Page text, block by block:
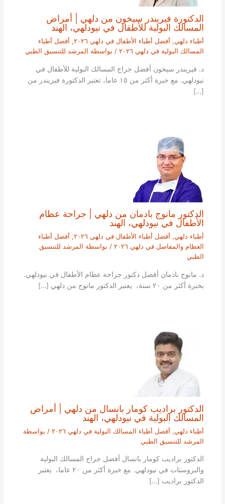
الدكتورة فيريندر سيخون من دلهي | أمراض
المسالك البولية للأطفال في نيودلهي، الهند
أطباء دلهي, أفضل أطباء الأطفال في دلهي ٢٠٢٦ , أفضل أطباء
المسالك البولية في دلهي ٢٠٢٦
/ بواسطة المرشد للتنسيق الطبي
د. فيريندر سيخون أفضل جراح المسالك البولية للأطفال في
نيودلهي. مع خبرة أكثر من ١٥ عاما، تعتبر الدكتورة فيريندر من
[…]
الدكتور مانوج بادمان من دلهي | جراحة عظام
الأطفال في نيودلهي، الهند
أطباء دلهي, أفضل أطباء الأطفال في دلهي ٢٠٢٦ , أفضل أطباء
العظام والمفاصل في دلهي ٢٠٢٦
/ بواسطة المرشد للتنسيق
الطبي
د. مانوج بادمان أفضل دكتور جراحة عظام الأطفال في نيودلهي.
بخبرة أكثر من ٢٠ سنة، يعتبر الدكتور مانوج من دلهي […]
الدكتور براديب كومار بانسال من دلهي | أمراض
المسالك البولية في نيودلهي، الهند
أطباء دلهي, أفضل أطباء المسالك البولية في دلهي ٢٠٢٦
/ بواسطة
المرشد للتنسيق الطبي
الدكتور براديب كومار بانسال أفضل جراح المسالك البولية
والبروستات في نيودلهي. مع خبرة أكثر من ٢٠ عاما، يعتبر
الدكتور براديب […]